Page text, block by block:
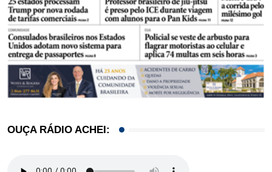
OUÇA RÁDIO ACHEI: